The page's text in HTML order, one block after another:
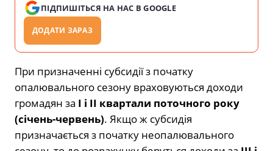
ПІДПИШІТЬСЯ НА НАС В GOOGLE
ДОДАТИ ЗАРАЗ
При призначенні субсидії з початку
опалювального сезону враховуються доходи
громадян за І і ІІ квартали поточного року
(січень-червень). Якщо ж субсидія
призначається з початку неопалювального